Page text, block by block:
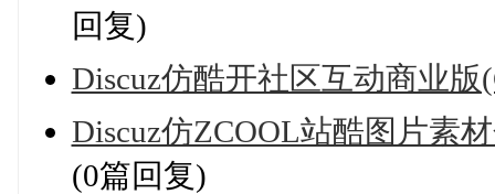
回复)
Discuz仿酷开社区互动商业
Discuz仿ZCOOL站酷图片素
(0篇回复)